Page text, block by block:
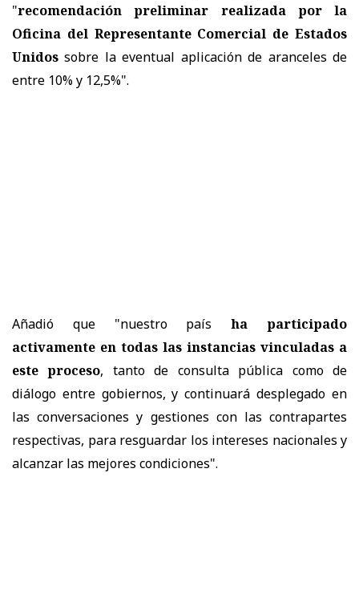
"recomendación preliminar realizada por la
Oficina del Representante Comercial de Estados
Unidos sobre la eventual aplicación de aranceles de
entre 10% y 12,5%".
Añadió que "nuestro paísha participado
activamente en todas las instancias vinculadas a
este proceso, tanto de consulta pública como de
diálogo entre gobiernos, y continuará desplegado en
las conversaciones y gestiones con las contrapartes
respectivas, para resguardar los intereses nacionales y
alcanzar las mejores condiciones".